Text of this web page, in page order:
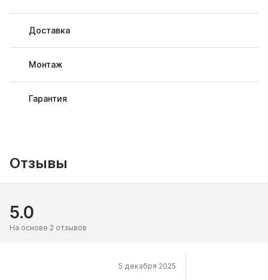
Доставка
Монтаж
Гарантия
Отзывы
5.0
На основе 2 отзывов
5 декабря 2025